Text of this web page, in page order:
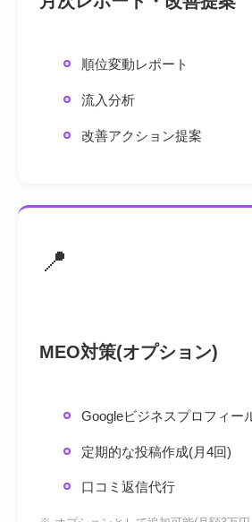
順位変動レポート
流入分析
改善アクション提案
📍
MEO対策(オプション)
Googleビジネスプロフィー
定期的な投稿作成(月4回)
口コミ返信代行